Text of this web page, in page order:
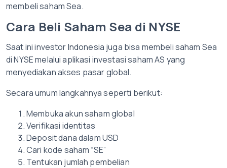
membeli saham Sea.
Cara Beli Saham Sea di NYSE
Saat ini investor Indonesia juga bisa membeli saham Sea
di NYSE melalui aplikasi investasi saham AS yang
menyediakan akses pasar global.
Secara umum langkahnya seperti berikut:
Membuka akun saham global
Verifikasi identitas
Deposit dana dalam USD
Cari kode saham “SE”
Tentukan jumlah pembelian